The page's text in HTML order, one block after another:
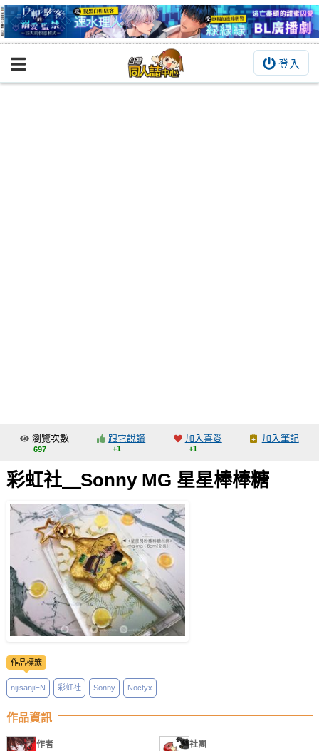
登入
BOOKY書集倉庫
交流中心
會員中心
註冊會員
登入
瀏覽次數
697
跟它說讚
+1
加入喜愛
+1
加入筆記
彩虹社＿Sonny MG 星星棒棒糖
作品標籤
nijisanjiEN 彩虹社 Sonny Noctyx
作品資訊
作者 社團